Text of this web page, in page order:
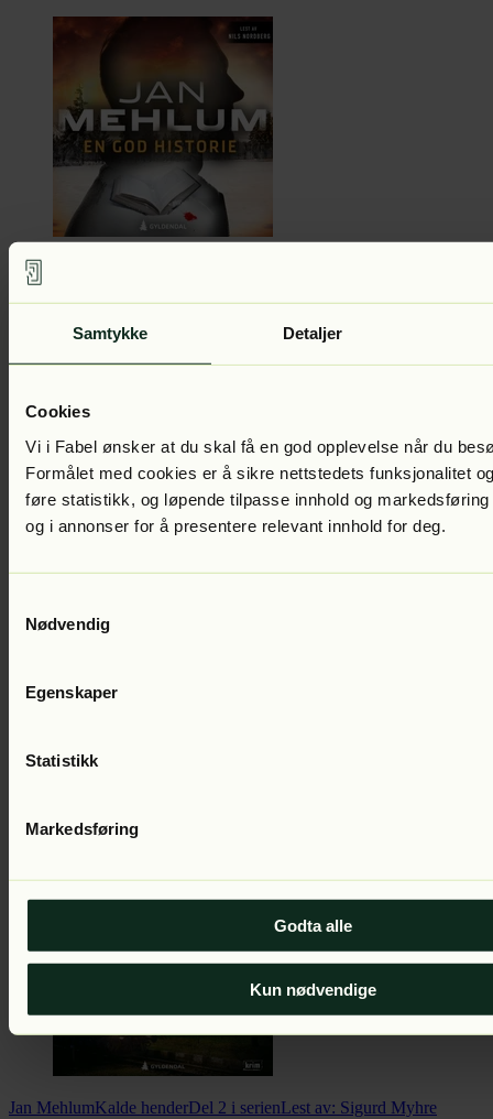
Samtykke Detaljer
Cookies
Vi i Fabel ønsker at du skal få en god opplevelse når du
Formålet med cookies er å sikre nettstedets funksjonalitet
føre statistikk, og løpende tilpasse innhold og markedsføring
og i annonser for å presentere relevant innhold for deg.
Nødvendig
Egenskaper
Statistikk
Markedsføring
Godta alle
Kun nødvendige
Jan Mehlum
Jan MehlumDen siste dansen
Jan MehlumKalde henderDel 2 i serienLest av: Sigurd Myhre